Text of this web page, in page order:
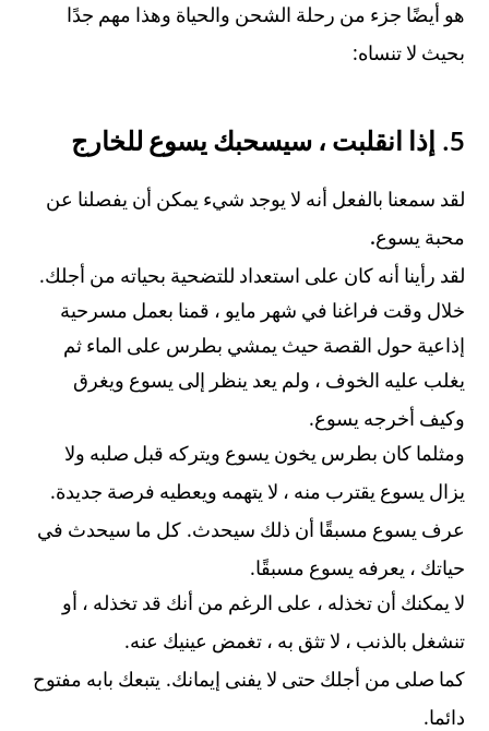
هو أيضًا جزء من رحلة الشحن والحياة وهذا مهم جدًا
بحيث لا تنساه:
5. إذا انقلبت ، سيسحبك يسوع للخارج
لقد سمعنا بالفعل أنه لا يوجد شيء يمكن أن يفصلنا عن
محبة يسوع.
لقد رأينا أنه كان على استعداد للتضحية بحياته من أجلك.
خلال وقت فراغنا في شهر مايو ، قمنا بعمل مسرحية
إذاعية حول القصة حيث يمشي بطرس على الماء ثم
يغلب عليه الخوف ، ولم يعد ينظر إلى يسوع ويغرق
وكيف أخرجه يسوع.
ومثلما كان بطرس يخون يسوع ويتركه قبل صلبه ولا
يزال يسوع يقترب منه ، لا يتهمه ويعطيه فرصة جديدة.
عرف يسوع مسبقًا أن ذلك سيحدث.كل ما سيحدث في
حياتك ، يعرفه يسوع مسبقًا.
لا يمكنك أن تخذله ، على الرغم من أنك قد تخذله ، أو
تنشغل بالذنب ، لا تثق به ، تغمض عينيك عنه.
كما صلى من أجلك حتى لا يفنى إيمانك. يتبعك بابه مفتوح
دائما.